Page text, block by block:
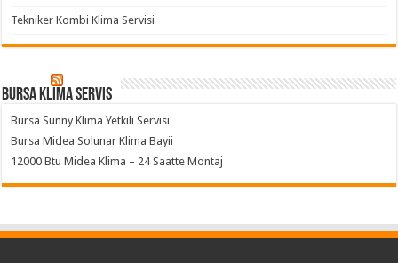
Tekniker Kombi Klima Servisi
Bursa klima servis
Bursa Sunny Klima Yetkili Servisi
Bursa Midea Solunar Klima Bayii
12000 Btu Midea Klima – 24 Saatte Montaj